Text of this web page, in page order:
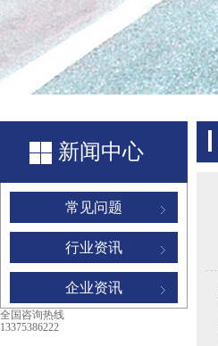
新闻中心
常见问题
行业资讯
企业资讯
全国咨询热线
13375386222